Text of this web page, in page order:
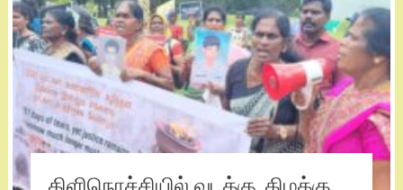
கிளிநொச்சியில் வடக்கு, கிழக்கு